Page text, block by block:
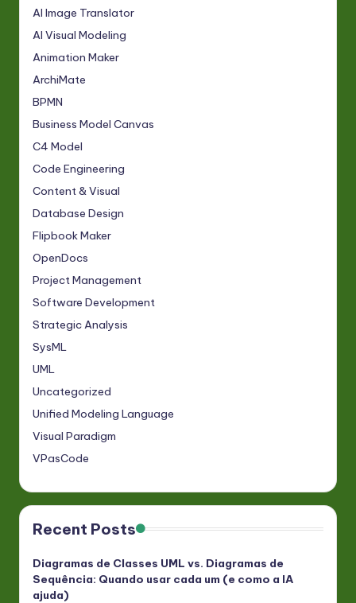
AI Image Translator
AI Visual Modeling
Animation Maker
ArchiMate
BPMN
Business Model Canvas
C4 Model
Code Engineering
Content & Visual
Database Design
Flipbook Maker
OpenDocs
Project Management
Software Development
Strategic Analysis
SysML
UML
Uncategorized
Unified Modeling Language
Visual Paradigm
VPasCode
Recent Posts
Diagramas de Classes UML vs. Diagramas de
Sequência: Quando usar cada um (e como a IA
ajuda)